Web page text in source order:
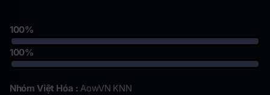
100%
100%
Nhóm Việt Hóa :AowVN KNN